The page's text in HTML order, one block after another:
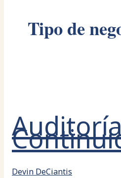
Tipo de
Devin DeCiantis